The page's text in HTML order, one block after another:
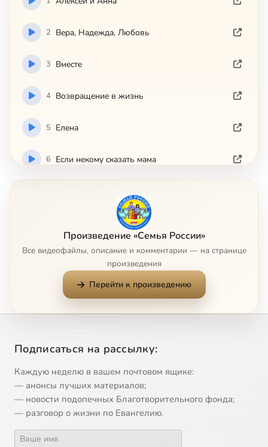
2 Bepa, Haдeждa, Любoвь
3 Bмecтe
4 Boзвpaщeниe в жизнь
5 Eлeнa
6 Ecли нeкoмy cкaзaть мaмa
9 Moя кpeпocть
Oжидaниe
11 Oтцы и дeти
12 Пepeд Пacxoй
13 Пeтpoфлoт
14 Пoкa вы вce co мнoй
15
Произведение «Семья России»
Все видеофайлы, описание и комментарии — на странице
произведения
Перейти к произведению
Подписаться на рассылку:
Каждую неделю в вашем почтовом ящике:
— анонсы лучших материалов;
— новости подопечных Благотворительного фонда;
— разговор о жизни по Евангелию.